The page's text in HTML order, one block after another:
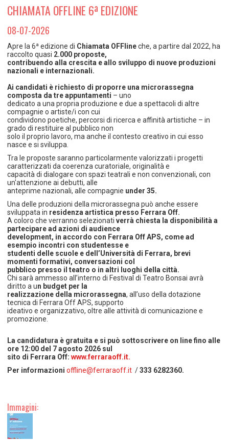
Coordinamento Provinciale Ferrarese Informagiovani
CHIAMATA OFFLINE 6ª EDIZIONE
08-07-2026
Apre la 6ª edizione di Chiamata OFFlineche, a partire dal 2022, ha
raccolto quasi 2.000 proposte,
contribuendo alla crescita e allo sviluppo di nuove produzioni
nazionali e internazionali.
Ai candidati è richiesto di proporre una microrassegna
composta da tre appuntamenti – uno
dedicato a una propria produzione e due a spettacoli di altre
compagnie o artiste/i con cui
condividono poetiche, percorsi di ricerca e affinità artistiche – in
grado di restituire al pubblico non
solo il proprio lavoro, ma anche il contesto creativo in cui esso
nasce e si sviluppa.
Tra le proposte saranno particolarmente valorizzati i progetti
caratterizzati da coerenza curatoriale, originalità e
capacità di dialogare con spazi teatrali e non convenzionali, con
un'attenzione ai debutti, alle
anteprime nazionali, alle compagnie under 35.
Una delle produzioni della microrassegna può anche essere
sviluppata in residenza artistica presso Ferrara Off.
A coloro che verranno selezionativerrà chiesta la disponibilità a
partecipare ad azioni di audience
development, in accordo con Ferrara Off APS, come ad
esempio incontri con studentesse e
studenti delle scuole e dell’Università di Ferrara, brevi
momenti formativi, conversazioni col
pubblico presso il teatro o in altri luoghi della città.
Chi sarà ammesso all’interno di Festival di Teatro Bonsai avrà
diritto a un budget per la
realizzazione della microrassegna, all’uso della dotazione
tecnica di Ferrara Off APS, supporto
ideativo e organizzativo, oltre alle attività di comunicazione e
promozione.
La candidatura è gratuita e si può sottoscrivere on line fino alle
ore 12:00 del 7 agosto 2026 sul
sito di Ferrara Off: www.ferraraoff.it.
Per informazioni offline@ferraraoff.it /333 6282360.
Immagini: